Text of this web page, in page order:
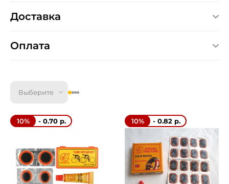
Доставка
Оплата
Выберите
10% - 0.70 р. 10% - 0.82 р.